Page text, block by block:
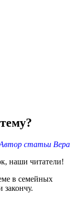
статьи Вера
наши читатели!
в семейных